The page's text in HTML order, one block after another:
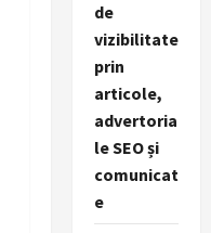
de
vizibilitate
prin
articole,
advertoria
le SEO și
comunicat
e